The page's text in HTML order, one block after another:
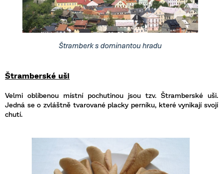
Štramberské uši
Velmi oblíbenou místní pochutinou jsou tzv. Štramberské uši.
Jedná se o zvláštně tvarované placky perníku, které vynikají svojí
chutí.